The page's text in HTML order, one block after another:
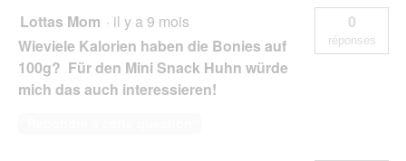
Lottas Mom · il y a 9 mois
Wieviele Kalorien haben die Bonies auf
100g? Für den Mini Snack Huhn würde
mich das auch interessieren!
0
réponses